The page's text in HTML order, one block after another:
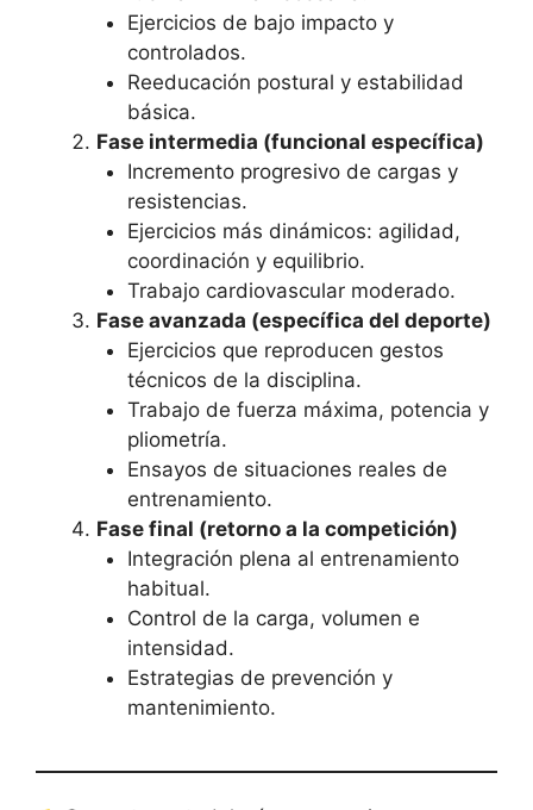
Ejercicios de bajo impacto y
controlados.
Reeducación postural y estabilidad
básica.
Fase intermedia (funcional específica)
Incremento progresivo de cargas y
resistencias.
Ejercicios más dinámicos: agilidad,
coordinación y equilibrio.
Trabajo cardiovascular moderado.
Fase avanzada (específica del deporte)
Ejercicios que reproducen gestos
técnicos de la disciplina.
Trabajo de fuerza máxima, potencia y
pliometría.
Ensayos de situaciones reales de
entrenamiento.
Fase final (retorno a la competición)
Integración plena al entrenamiento
habitual.
Control de la carga, volumen e
intensidad.
Estrategias de prevención y
mantenimiento.